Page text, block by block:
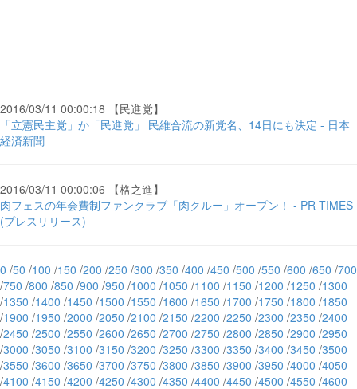
2016/03/11 00:00:18 【民進党】
「立憲民主党」か「民進党」 民維合流の新党名、14日にも決定 - 日本
経済新聞
2016/03/11 00:00:06 【格之進】
肉フェスの年会費制ファンクラブ「肉クルー」オープン！ - PR TIMES
(プレスリリース)
0 /50 /100 /150 /200 /250 /300 /350 /400 /450 /500 /550 /600 /650 /700
/750 /800 /850 /900 /950 /1000 /1050 /1100 /1150 /1200 /1250 /1300
/1350 /1400 /1450 /1500 /1550 /1600 /1650 /1700 /1750 /1800 /1850
/1900 /1950 /2000 /2050 /2100 /2150 /2200 /2250 /2300 /2350 /2400
/2450 /2500 /2550 /2600 /2650 /2700 /2750 /2800 /2850 /2900 /2950
/3000 /3050 /3100 /3150 /3200 /3250 /3300 /3350 /3400 /3450 /3500
/3550 /3600 /3650 /3700 /3750 /3800 /3850 /3900 /3950 /4000 /4050
/4100 /4150 /4200 /4250 /4300 /4350 /4400 /4450 /4500 /4550 /4600